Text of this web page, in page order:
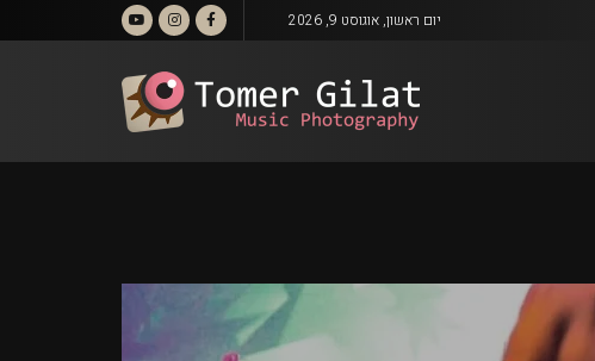
יום ראשון, אוגוסט 9, 2026